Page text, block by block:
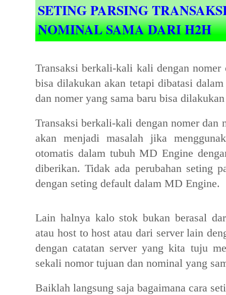
SETING PARSING
NOMINAL SAMA DARI H2H
Transaksi berkali-kali kali dengan
bisa dilakukan akan tetapi dibatasi
dan nomer yang sama baru bisa
Transaksi berkali-kali dengan nomer
akan menjadi masalah jika
otomatis dalam tubuh MD Engine
diberikan. Tidak ada perubahan seting
dengan seting default dalam MD Engine.
Lain halnya kalo stok bukan berasal
atau host to host atau dari server lain
dengan catatan server yang kita tuju
sekali nomor tujuan dan nominal yang
Baiklah langsung saja bagaimana cara